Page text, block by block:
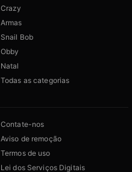
Crazy
Armas
Snail Bob
Obby
Natal
Todas as categorias
Contate-nos
Aviso de remoção
Termos de uso
Lei dos Serviços Digitais